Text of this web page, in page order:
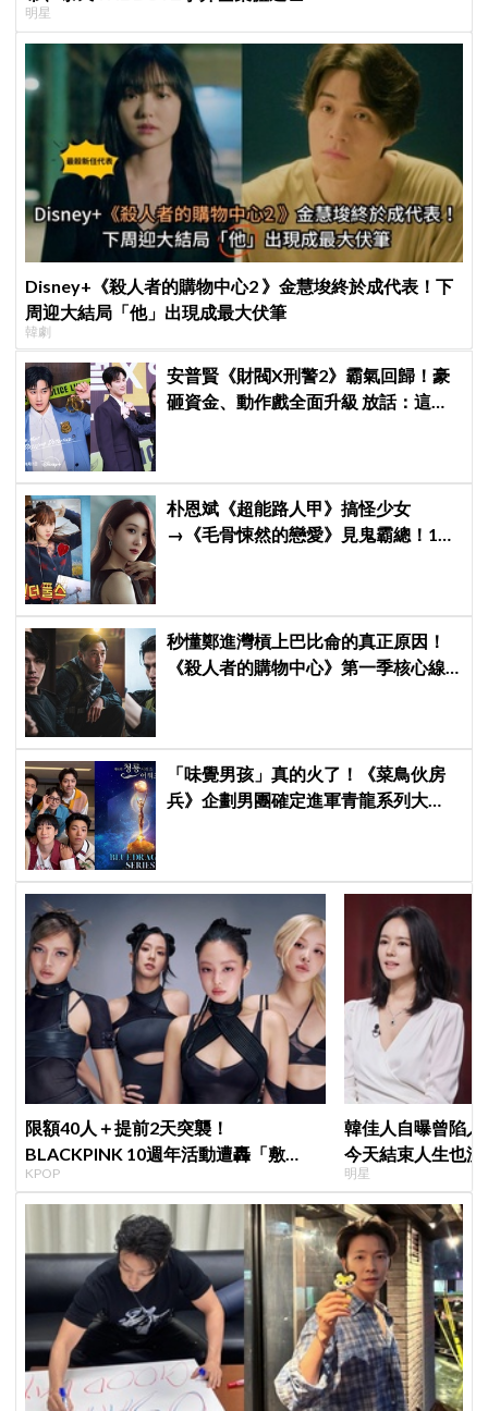
明星
Disney+《殺人者的購物中心2 》金慧埈終於成代表！下
周迎大結局「他」出現成最大伏筆
韓劇
安普賢《財閥X刑警2》霸氣回歸！豪
砸資金、動作戲全面升級 放話：這次
朴恩斌《超能路人甲》搞怪少女
→《毛骨悚然的戀愛》見鬼霸總！180
秒懂鄭進灣槓上巴比侖的真正原因！
《殺人者的購物中心》第一季核心線
「味覺男孩」真的火了！《菜鳥伙房
兵》企劃男團確定進軍青龍系列大
限額40人＋提前2天突襲！
BLACKPINK 10週年活動遭轟「敷
衍」，YG急證實：4人確定完全體出席
KPOP
韓佳人自曝曾陷
今天結束人生也
YouTube重拾生
明星